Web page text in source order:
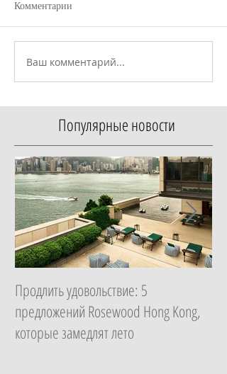
Комментарии
Ваш комментарий...
Популярные новости
Продлить удовольствие: 5
предложений Rosewood Hong Kong,
которые замедлят лето